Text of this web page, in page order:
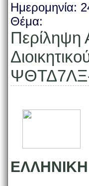
Ημερομηνία:
Θέμα:
Περίληψη